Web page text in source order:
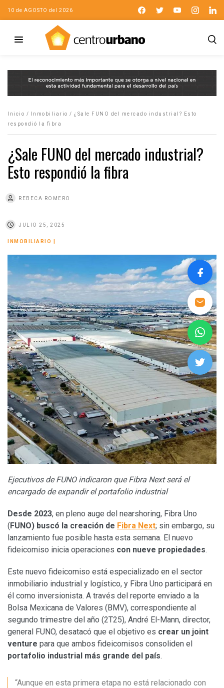
10 de AGOSTO del 2026
Inicio / Inmobiliario / ¿Sale FUNO del mercado industrial? Esto
respondió la fibra
¿Sale FUNO del mercado industrial?
Esto respondió la fibra
REBECA ROMERO
JULIO 25, 2025
INMOBILIARIO
Ejecutivos de FUNO indicaron que Fibra Next será el
encargado de expandir el portafolio industrial
Desde 2023, en pleno auge del nearshoring, Fibra Uno
(FUNO) buscó la creación de Fibra Next; sin embargo, su
lanzamiento fue posible hasta esta semana. El nuevo
fideicomiso inicia operaciones con nueve propiedades.
Este nuevo fideicomiso está especializado en el sector
inmobiliario industrial y logístico, y Fibra Uno participará en
él como inversionista. A través del reporte enviado a la
Bolsa Mexicana de Valores (BMV), correspondiente al
segundo trimestre del año (2T25), André El-Mann, director,
general FUNO, desatacó que el objetivo es crear un joint
venture para que ambos fideicomisos consoliden el
portafolio industrial más grande del país.
“Aunque en esta primera etapa no está relacionado con